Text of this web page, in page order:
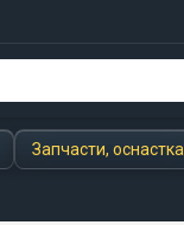
Запчасти, оснастка